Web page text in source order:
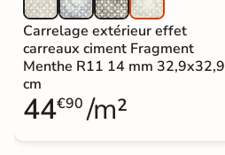
Carrelage extérieur effet
carreaux ciment Fragment
Menthe R11 14 mm 32,9x32,9
cm
44€90 /m²